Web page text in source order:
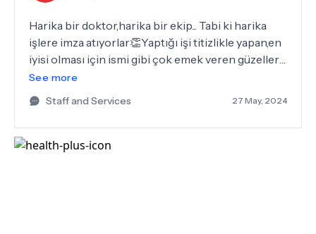
Harika bir doktor,harika bir ekip... Tabi ki harika
işlere imza atıyorlar👏Yaptığı işi titizlikle yapan,en
iyisi olması için ismi gibi çok emek veren güzeller
güzeli Emek Hanım🤍Herşey için çok teşekkür
ediyorum.İyi ki siz ve ekibiniz🙏 Sevgiler Nihan
Hanlıoğlu
See more
Staff and Services
27 May, 2024